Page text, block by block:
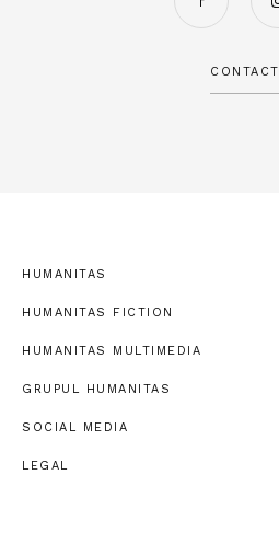
CONTACT
HUMANITAS
HUMANITAS FICTION
HUMANITAS MULTIMEDIA
GRUPUL HUMANITAS
SOCIAL MEDIA
LEGAL